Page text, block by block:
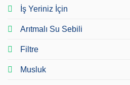
İş Yeriniz İçin
Arıtmalı Su Sebili
Filtre
Musluk